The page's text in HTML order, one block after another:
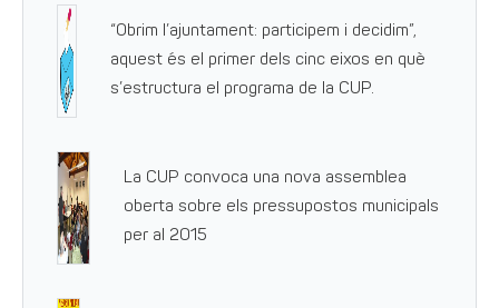
“Obrim l’ajuntament: participem i decidim”,
aquest és el primer dels cinc eixos en què
s’estructura el programa de la CUP.
La CUP convoca una nova assemblea
oberta sobre els pressupostos municipals
per al 2015